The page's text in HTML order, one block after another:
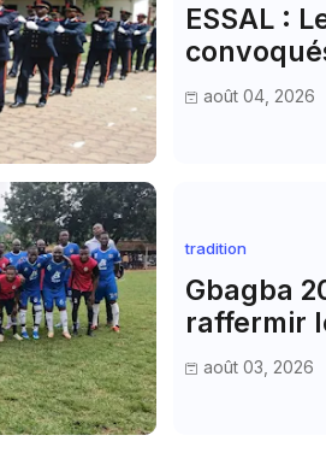
ESSAL :
août 04, 2026
tradition
Gbagba
raffermir
août 03, 2026